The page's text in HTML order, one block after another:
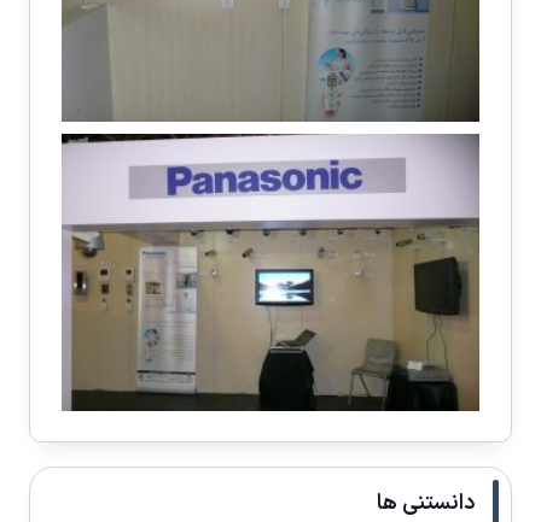
دانستنی ها